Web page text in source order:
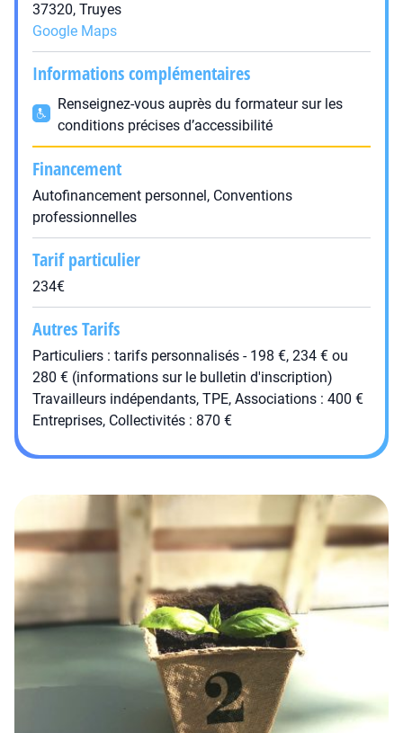
37320, Truyes
Google Maps
Informations complémentaires
Renseignez-vous auprès du formateur sur les
conditions précises d’accessibilité
Financement
Autofinancement personnel, Conventions
professionnelles
Tarif particulier
234€
Autres Tarifs
Particuliers : tarifs personnalisés - 198 €, 234 € ou
280 € (informations sur le bulletin d'inscription)
Travailleurs indépendants, TPE, Associations : 400 €
Entreprises, Collectivités : 870 €